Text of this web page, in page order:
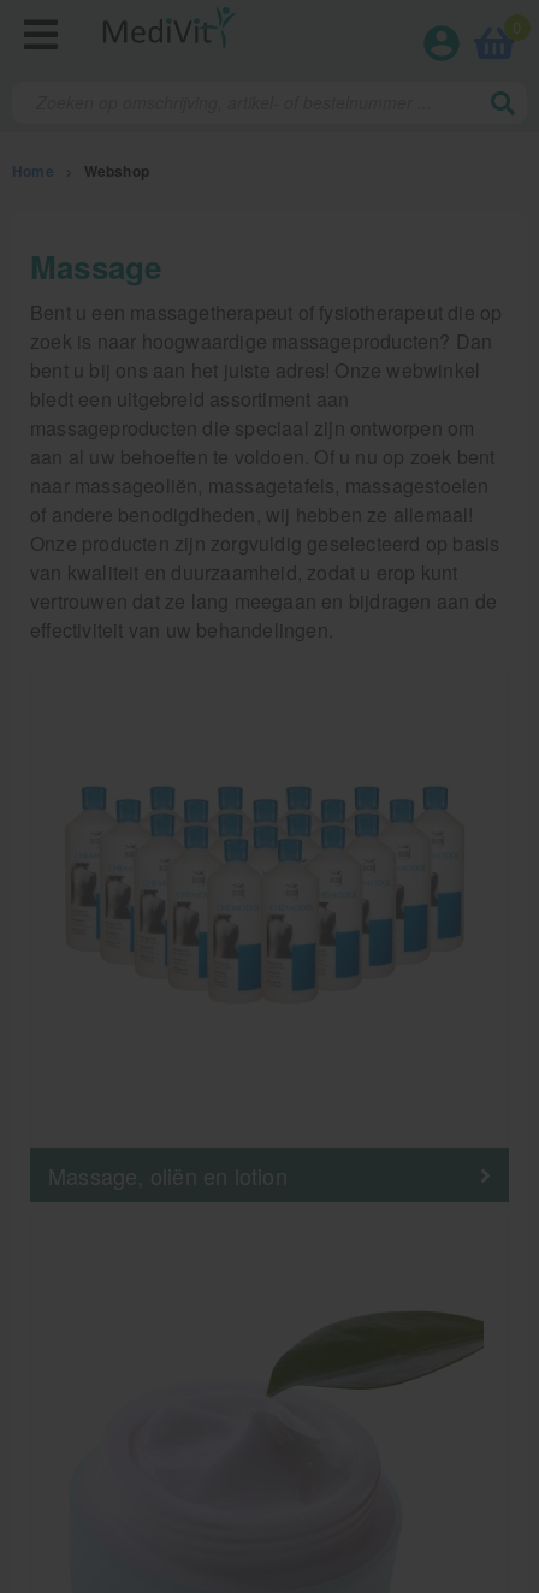
0
Home Webshop
Fysiotherapieproducten
Verbruiksmaterialen
Massage
Massage, oliën en lotion
Zalven, crèmes, etherische olie
Massage accessoires
Massagetafels
Sportbraces
Aanbiedingen groothandel fysiotherapie en massage
Massage
Bent u een massagetherapeut of fysiotherapeut die op
zoek is naar hoogwaardige massageproducten? Dan
bent u bij ons aan het juiste adres! Onze webwinkel
biedt een uitgebreid assortiment aan
massageproducten die speciaal zijn ontworpen om
aan al uw behoeften te voldoen. Of u nu op zoek bent
naar massageoliën, massagetafels, massagestoelen
of andere benodigdheden, wij hebben ze allemaal!
Onze producten zijn zorgvuldig geselecteerd op basis
van kwaliteit en duurzaamheid, zodat u erop kunt
vertrouwen dat ze lang meegaan en bijdragen aan de
effectiviteit van uw behandelingen.
Massage, oliën en lotion